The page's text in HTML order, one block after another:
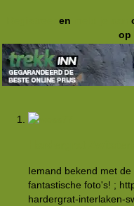
en
op
Iemand bekend met
fantastische foto's! ;
hardergrat-interlaken-